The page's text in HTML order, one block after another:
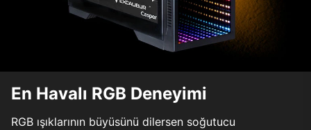
En Havalı RGB Deneyimi
RGB ışıklarının büyüsünü dilersen soğutucu